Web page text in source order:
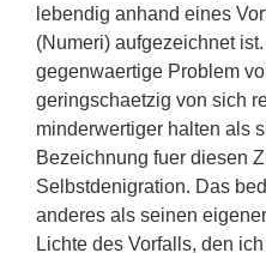
lebendig anhand eines
(Numeri) aufgezeichnet
gegenwaertige Problem
geringschaetzig von sich
minderwertiger halten als
Bezeichnung fuer diesen
Selbstdenigration. Das
anderes als seinen
Lichte des Vorfalls, den